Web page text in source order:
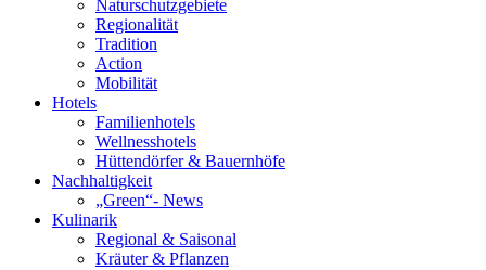
Naturschutzgebiete
Regionalität
Tradition
Action
Mobilität
Hotels
Familienhotels
Wellnesshotels
Hüttendörfer & Bauernhöfe
Nachhaltigkeit
„Green“- News
Kulinarik
Regional & Saisonal
Kräuter & Pflanzen